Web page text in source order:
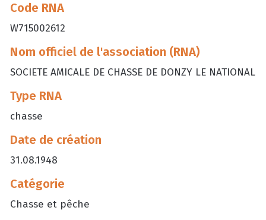
Code RNA
W715002612
Nom officiel de l'association (RNA)
SOCIETE AMICALE DE CHASSE DE DONZY LE NATIONAL
Type RNA
chasse
Date de création
31.08.1948
Catégorie
Chasse et pêche